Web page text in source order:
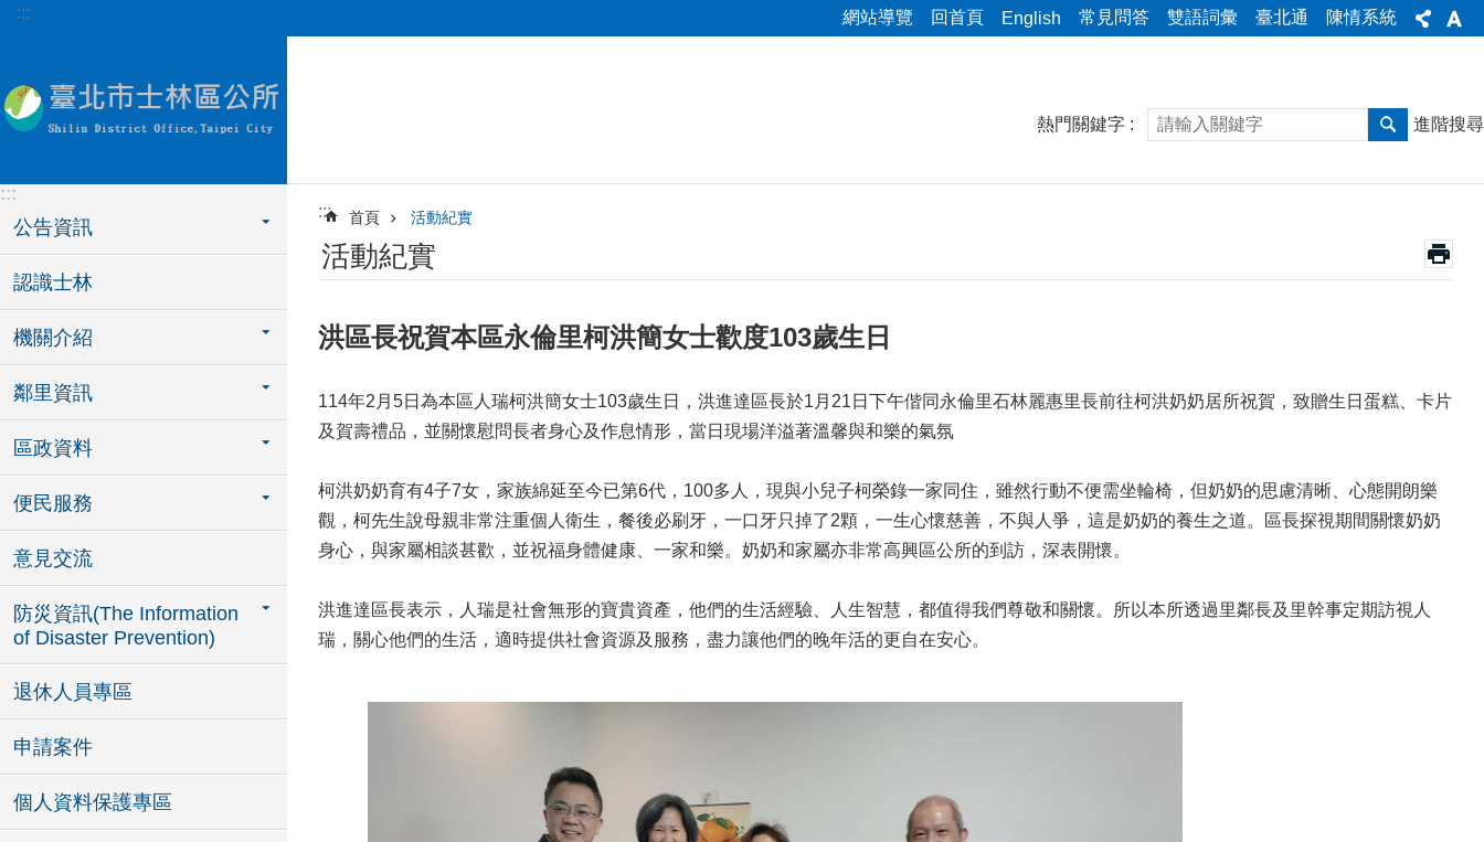
跳到主要內容區塊
::: 網站導覽 回首頁 English 常見問答 雙語詞彙 臺北通 陳情系統
:::
公告資訊
認識士林
機關介紹
鄰里資訊
區政資料
便民服務
意見交流
防災資訊(The Information
of Disaster Prevention)
退休人員專區
申請案件
個人資料保護專區
熱門關鍵字 進階搜尋
::: 首頁 活動紀實
活動紀實
洪區長祝賀本區永倫里柯洪簡女士歡度103歲生日
114年2月5日為本區人瑞柯洪簡女士103歲生日，洪進達區長於1月21日下午偕同永倫里石林麗惠里長前往柯洪奶奶居所祝賀，致贈生日蛋糕、卡片
及賀壽禮品，並關懷慰問長者身心及作息情形，當日現場洋溢著溫馨與和樂的氣氛
柯洪奶奶育有4子7女，家族綿延至今已第6代，100多人，現與小兒子柯榮錄一家同住，雖然行動不便需坐輪椅，但奶奶的思慮清晰、心態開朗樂
觀，柯先生說母親非常注重個人衛生，餐後必刷牙，一口牙只掉了2顆，一生心懷慈善，不與人爭，這是奶奶的養生之道。區長探視期間關懷奶奶
身心，與家屬相談甚歡，並祝福身體健康、一家和樂。奶奶和家屬亦非常高興區公所的到訪，深表開懷。
洪進達區長表示，人瑞是社會無形的寶貴資產，他們的生活經驗、人生智慧，都值得我們尊敬和關懷。所以本所透過里鄰長及里幹事定期訪視人
瑞，關心他們的生活，適時提供社會資源及服務，盡力讓他們的晚年活的更自在安心。